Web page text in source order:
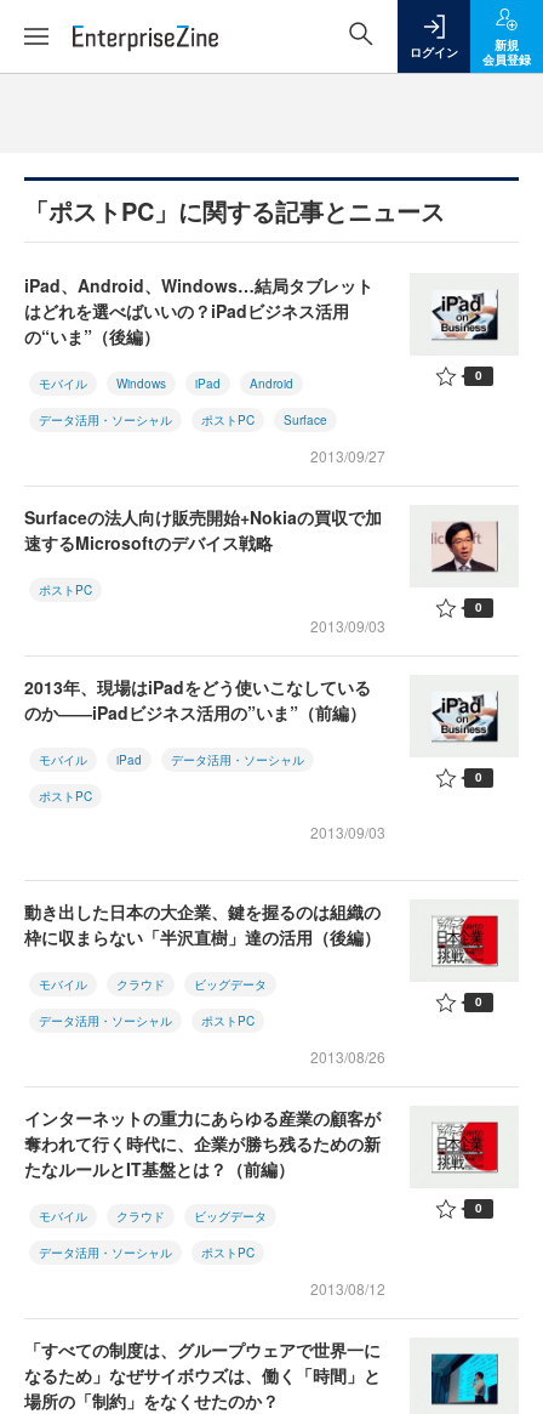
ログイン
新規
会員登録
「ポストPC」に関する記事とニュース
iPad、Android、Windows…結局タブレット
はどれを選べばいいの？iPadビジネス活用
の“いま”（後編）
モバイル Windows iPad Android
データ活用・ソーシャル ポストPC Surface
2013/09/27
0
Surfaceの法人向け販売開始+Nokiaの買収で加
速するMicrosoftのデバイス戦略
ポストPC
2013/09/03
0
2013年、現場はiPadをどう使いこなしている
のか――iPadビジネス活用の”いま”（前編）
モバイル iPad データ活用・ソーシャル
ポストPC
2013/09/03
0
動き出した日本の大企業、鍵を握るのは組織の
枠に収まらない「半沢直樹」達の活用（後編）
モバイル クラウド ビッグデータ
データ活用・ソーシャル ポストPC
2013/08/26
0
インターネットの重力にあらゆる産業の顧客が
奪われて行く時代に、企業が勝ち残るための新
たなルールとIT基盤とは？（前編）
モバイル クラウド ビッグデータ
データ活用・ソーシャル ポストPC
2013/08/12
0
「すべての制度は、グループウェアで世界一に
なるため」なぜサイボウズは、働く「時間」と
場所の「制約」をなくせたのか？